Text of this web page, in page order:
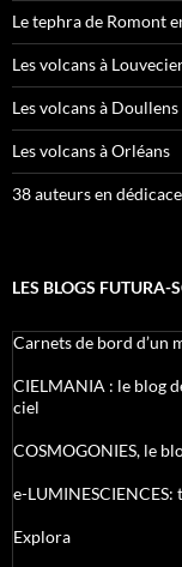
Le tephra de Romont
Les volcans à
Les volcans à Doullens
Les volcans à Orléans
38 auteurs en
LES BLOGS FUTURA-
Carnets de bord d’un
CIELMANIA : le blog
ciel
COSMOGONIES, le
e-
Explora